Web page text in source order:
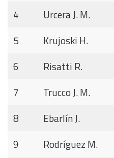
4
Urcera J. M.
5
Krujoski H.
6
Risatti R.
7
Trucco J. M.
8
Ebarlín J.
9
Rodríguez M.